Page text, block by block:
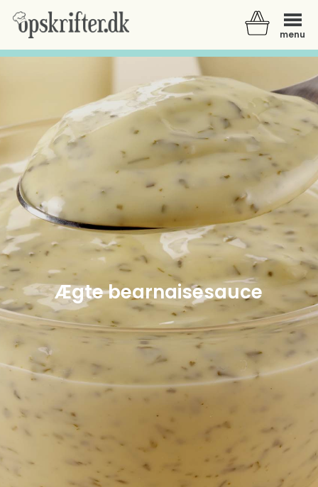
menu
Der er ingen varer i din kurv.
Ægte bearnaisesauce